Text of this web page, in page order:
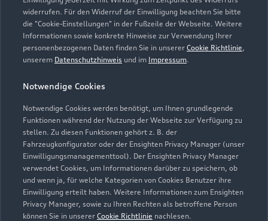
widerrufen. Für den Widerruf der Einwilligung beachten Sie bitte
die "Cookie-Einstellungen" in der Fußzeile der Webseite. Weitere
Informationen sowie konkrete Hinweise zur Verwendung Ihrer
personenbezogenen Daten finden Sie in unserer Cookie Richtlinie,
unserem Datenschutzhinweis und im Impressum.
Notwendige Cookies
Notwendige Cookies werden benötigt, um Ihnen grundlegende
Funktionen während der Nutzung der Webseite zur Verfügung zu
stellen. Zu diesen Funktionen gehört z. B. der
Fahrzeugkonfigurator oder der Ensighten Privacy Manager (unser
Einwilligungsmanagementtool). Der Ensighten Privacy Manager
verwendet Cookies, um Informationen darüber zu speichern, ob
und wenn ja, für welche Kategorien von Cookies Benutzer ihre
Einwilligung erteilt haben. Weitere Informationen zum Ensighten
Privacy Manager, sowie zu Ihren Rechten als betroffene Person
können Sie in unserer Cookie Richtlinie nachlesen.
Modelle
Alle Modelle
Plug-in-Hybride
Kaufen & leasen
Neuwagensuche
Gebrauchtwagensuche
Gebrauchtwagen
Finanzierung
Aktionen & Angebote
Geschäftskunden
Service & Zubehör
Saisonale Angebote
Audi Services
Garantie
Audi digital services
myAudi
Support
Kundenservice
Händlersuche
Audi Code
Über Audi
Unternehmen
Karriere